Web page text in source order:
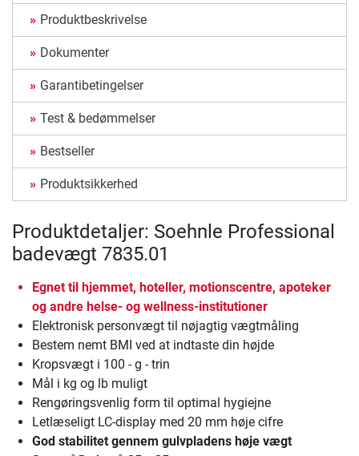
Produktbeskrivelse
Dokumenter
Garantibetingelser
Test & bedømmelser
Bestseller
Produktsikkerhed
Produktdetaljer: Soehnle Professional
badevægt 7835.01
Egnet til hjemmet, hoteller, motionscentre, apoteker
og andre helse- og wellness-institutioner
Elektronisk personvægt til nøjagtig vægtmåling
Bestem nemt BMI ved at indtaste din højde
Kropsvægt i 100 - g - trin
Mål i kg og lb muligt
Rengøringsvenlig form til optimal hygiejne
Letlæseligt LC-display med 20 mm høje cifre
God stabilitet gennem gulvpladens høje vægt